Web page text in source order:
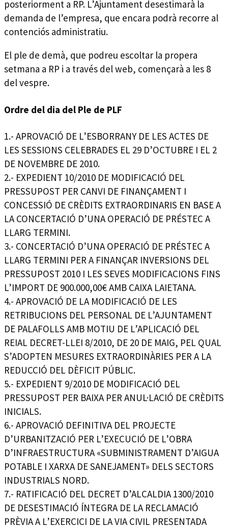
posteriorment a RP. L’Ajuntament desestimarà la
demanda de l’empresa, que encara podrà recorre al
contenciós administratiu.
El ple de demà, que podreu escoltar la propera
setmana a RP i a través del web, començarà a les 8
del vespre.
Ordre del dia del Ple de PLF
1.- APROVACIÓ DE L’ESBORRANY DE LES ACTES DE
LES SESSIONS CELEBRADES EL 29 D’OCTUBRE I EL 2
DE NOVEMBRE DE 2010.
2.- EXPEDIENT 10/2010 DE MODIFICACIÓ DEL
PRESSUPOST PER CANVI DE FINANÇAMENT I
CONCESSIÓ DE CRÈDITS EXTRAORDINARIS EN BASE A
LA CONCERTACIÓ D’UNA OPERACIÓ DE PRÉSTEC A
LLARG TERMINI.
3.- CONCERTACIÓ D’UNA OPERACIÓ DE PRÉSTEC A
LLARG TERMINI PER A FINANÇAR INVERSIONS DEL
PRESSUPOST 2010 I LES SEVES MODIFICACIONS FINS
L’IMPORT DE 900.000,00€ AMB CAIXA LAIETANA.
4.- APROVACIÓ DE LA MODIFICACIÓ DE LES
RETRIBUCIONS DEL PERSONAL DE L’AJUNTAMENT
DE PALAFOLLS AMB MOTIU DE L’APLICACIÓ DEL
REIAL DECRET-LLEI 8/2010, DE 20 DE MAIG, PEL QUAL
S’ADOPTEN MESURES EXTRAORDINÀRIES PER A LA
REDUCCIÓ DEL DÈFICIT PÚBLIC.
5.- EXPEDIENT 9/2010 DE MODIFICACIÓ DEL
PRESSUPOST PER BAIXA PER ANUL·LACIÓ DE CRÈDITS
INICIALS.
6.- APROVACIÓ DEFINITIVA DEL PROJECTE
D’URBANITZACIÓ PER L’EXECUCIÓ DE L’OBRA
D’INFRAESTRUCTURA «SUBMINISTRAMENT D’AIGUA
POTABLE I XARXA DE SANEJAMENT» DELS SECTORS
INDUSTRIALS NORD.
7.- RATIFICACIÓ DEL DECRET D’ALCALDIA 1300/2010
DE DESESTIMACIÓ ÍNTEGRA DE LA RECLAMACIÓ
PRÈVIA A L’EXERCICI DE LA VIA CIVIL PRESENTADA